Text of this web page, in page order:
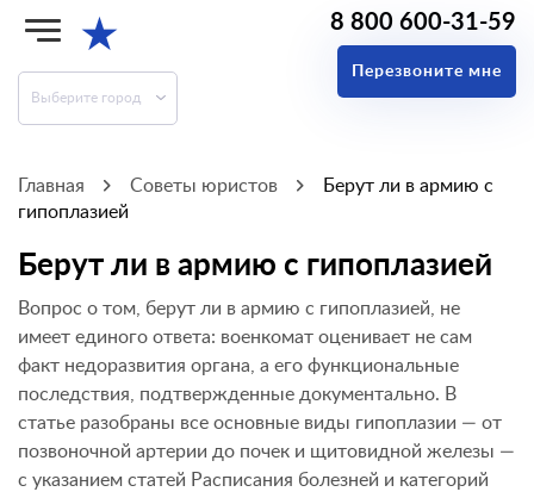
★
Выберите город
8 800 600-31-59
Перезвоните мне
Главная Советы юристов
Берут ли в армию с
гипоплазией
Берут ли в армию с гипоплазией
Вопрос о том, берут ли в армию с гипоплазией, не
имеет единого ответа: военкомат оценивает не сам
факт недоразвития органа, а его функциональные
последствия, подтвержденные документально. В
статье разобраны все основные виды гипоплазии — от
позвоночной артерии до почек и щитовидной железы —
с указанием статей Расписания болезней и категорий